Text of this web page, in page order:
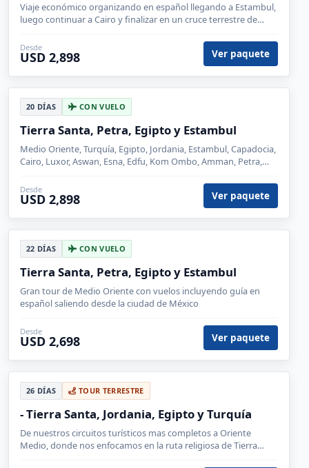
Viaje económico organizando en español llegando a Estambul,
luego continuar a Cairo y finalizar en un cruce terrestre de
Desde
USD 2,898 Ver paquete
20 DÍAS CON VUELO
Tierra Santa, Petra, Egipto y Estambul
Medio Oriente, Turquía, Egipto, Jordania, Estambul, Capadocia,
Cairo, Luxor, Aswan, Esna, Edfu, Kom Ombo, Amman, Petra,
Desde
USD 2,898 Ver paquete
22 DÍAS CON VUELO
Tierra Santa, Petra, Egipto y Estambul
Gran tour de Medio Oriente con vuelos incluyendo guía en
español saliendo desde la ciudad de México
Desde
USD 2,698 Ver paquete
26 DÍAS TOUR TERRESTRE
- Tierra Santa, Jordania, Egipto y Turquía
De nuestros circuitos turísticos mas completos a Oriente
Medio, donde nos enfocamos en la ruta religiosa de Tierra